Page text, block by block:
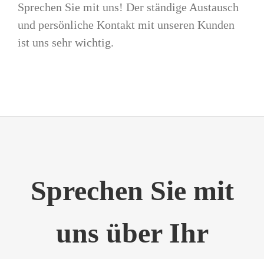
Sprechen Sie mit uns! Der ständige Austausch
und persönliche Kontakt mit unseren Kunden
ist uns sehr wichtig.
Sprechen Sie mit
uns über Ihr